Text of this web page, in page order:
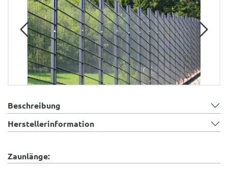
Beschreibung
Herstellerinformation
Zaunlänge: